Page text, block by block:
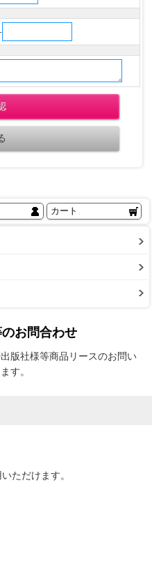
-
カート
お問合わせ
版社様等商品リースのお問い
す。
ただけます。